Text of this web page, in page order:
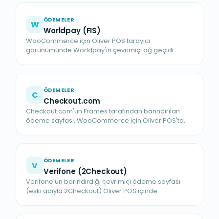
W ÖDEMELER
Worldpay (FIS)
WooCommerce için Oliver POS tarayıcı
görünümünde Worldpay'in çevrimiçi ağ geçidi.
C ÖDEMELER
Checkout.com
Checkout.com'un Frames tarafından barındırılan
ödeme sayfası, WooCommerce için Oliver POS'ta.
V ÖDEMELER
Verifone (2Checkout)
Verifone'un barındırdığı çevrimiçi ödeme sayfası
(eski adıyla 2Checkout) Oliver POS içinde.